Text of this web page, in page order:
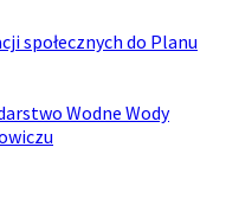
społecznych do Planu
Wodne Wody